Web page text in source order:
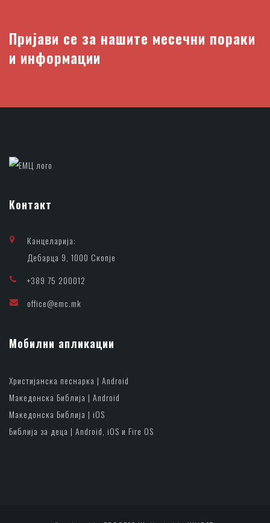
Пријави се за нашите месечни пораки
и информации
Контакт
Канцеларија:
Дебарца 9, 1000 Скопје
+389 75 200012
office@emc.mk
Мобилни апликации
Христијанска песнарка | Android
Македонска Библија | Android
Македонска Библија | iOS
Библија за деца | Android, iOS и Fire OS